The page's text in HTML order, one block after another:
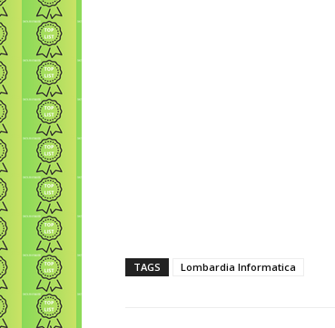
TAGS Lombardia Informatica